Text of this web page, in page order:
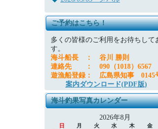
ご予約はこちら！
多くの皆様のご利用をお待ちして
す。
海斗船長
：
谷川 勝則
連絡先
：
090（1018）6567
遊漁船登録：
広島県知事 0145
案内ダウンロード(PDF版)
海斗釣果写真カレンダー
2026年8月
日 月 火 水 木 金